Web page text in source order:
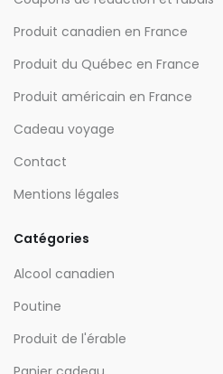
Produit canadien en France
Produit du Québec en France
Produit américain en France
Cadeau voyage
Contact
Mentions légales
Catégories
Alcool canadien
Poutine
Produit de l'érable